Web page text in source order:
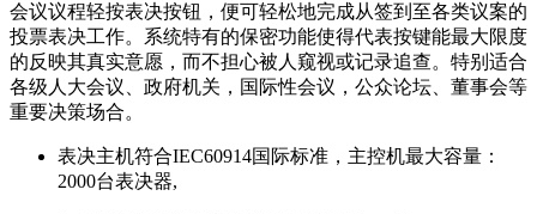
会议议程轻按表决按钮，便可轻松地完成从签到至各类议案的
投票表决工作。系统特有的保密功能使得代表按键能最大限度
的反映其真实意愿，而不担心被人窥视或记录追查。特别适合
各级人大会议、政府机关，国际性会议，公众论坛、董事会等
重要决策场合。
表决主机符合IEC60914国际标准，主控机最大容量：
2000台表决器,